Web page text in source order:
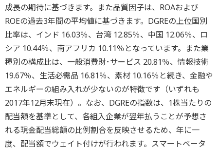
成長の期待に基づきます。また品質因子は、ROAおよび
ROEの過去3年間の平均値に基づきます。DGREの上位国別
比率は、インド 16.03％、台湾 12.85％、中国 12.06％、ロ
シア 10.44％、南アフリカ 10.11％となっています。また業
種別の構成比は、一般消費財･サービス 20.81％、情報技術
19.67％、生活必需品 16.81％、素材 10.16％と続き、金融や
エネルギーの組み入れが少ないのが特徴です（いずれも
2017年12月末現在）。なお、DGREの指数は、1株当たりの
配当額を基準として、各組入企業が翌年払うことが予想さ
れる現金配当総額の比例割合を反映させるため、年に一
度、配当額でウェイト付けが行われます。スマートベータ